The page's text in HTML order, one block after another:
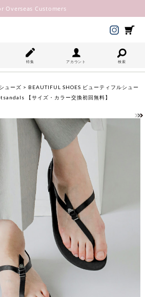
Overseas Customers
特集 アカウント 検索
シューズ > BEAUTIFUL SHOES ビューティフルシュー
【サイズ・カラー交換初回無料】